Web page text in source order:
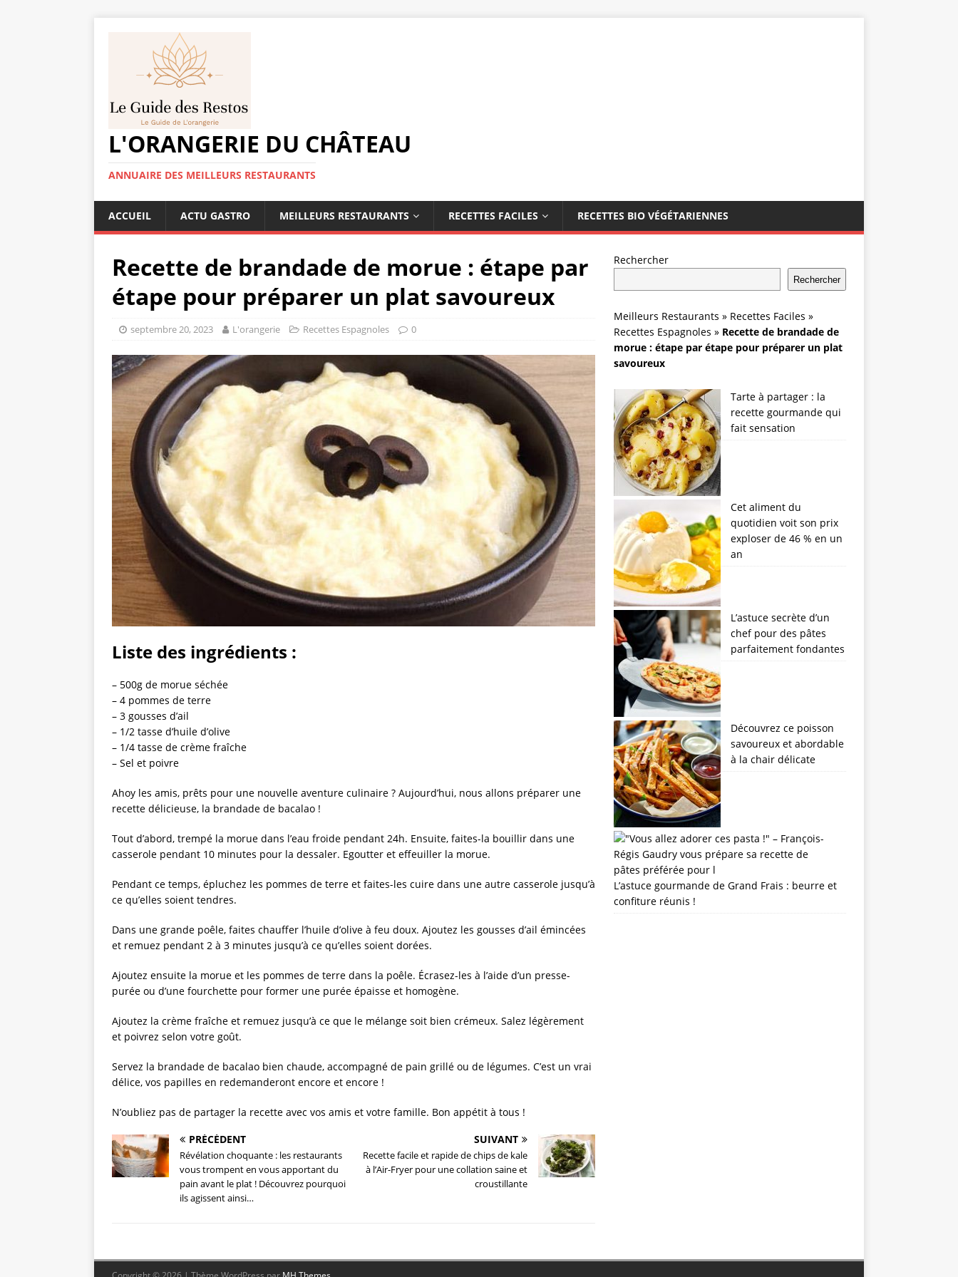
L'ORANGERIE DU CHÂTEAU
ANNUAIRE DES MEILLEURS RESTAURANTS
ACCUEIL ACTU GASTRO MEILLEURS RESTAURANTS RECETTES FACILES RECETTES BIO VÉGÉTARIENNES
Recette de brandade de morue : étape par
étape pour préparer un plat savoureux
septembre 20, 2023 L'orangerie Recettes Espagnoles 0
Liste des ingrédients :
– 500g de morue séchée
– 4 pommes de terre
– 3 gousses d’ail
– 1/2 tasse d’huile d’olive
– 1/4 tasse de crème fraîche
– Sel et poivre
Ahoy les amis, prêts pour une nouvelle aventure culinaire ? Aujourd’hui, nous allons préparer une
recette délicieuse, la brandade de bacalao !
Tout d’abord, trempé la morue dans l’eau froide pendant 24h. Ensuite, faites-la bouillir dans une
casserole pendant 10 minutes pour la dessaler. Egoutter et effeuiller la morue.
Pendant ce temps, épluchez les pommes de terre et faites-les cuire dans une autre casserole jusqu’à
ce qu’elles soient tendres.
Dans une grande poêle, faites chauffer l’huile d’olive à feu doux. Ajoutez les gousses d’ail émincées
et remuez pendant 2 à 3 minutes jusqu’à ce qu’elles soient dorées.
Ajoutez ensuite la morue et les pommes de terre dans la poêle. Écrasez-les à l’aide d’un presse-
purée ou d’une fourchette pour former une purée épaisse et homogène.
Ajoutez la crème fraîche et remuez jusqu’à ce que le mélange soit bien crémeux. Salez légèrement
et poivrez selon votre goût.
Servez la brandade de bacalao bien chaude, accompagné de pain grillé ou de légumes. C’est un vrai
délice, vos papilles en redemanderont encore et encore !
N’oubliez pas de partager la recette avec vos amis et votre famille. Bon appétit à tous !
PRÉCÉDENT
Révélation choquante : les restaurants
vous trompent en vous apportant du
pain avant le plat ! Découvrez pourquoi
ils agissent ainsi…
SUIVANT
Recette facile et rapide de chips de kale
à l’Air-Fryer pour une collation saine et
croustillante
Rechercher
Rechercher
Meilleurs Restaurants » Recettes Faciles »
Recettes Espagnoles » Recette de brandade de
morue : étape par étape pour préparer un plat
savoureux
Tarte à partager : la
recette gourmande qui
fait sensation
Cet aliment du
quotidien voit son prix
exploser de 46 % en un
an
L’astuce secrète d’un
chef pour des pâtes
parfaitement fondantes
Découvrez ce poisson
savoureux et abordable
à la chair délicate
L’astuce gourmande de Grand Frais : beurre et
confiture réunis !